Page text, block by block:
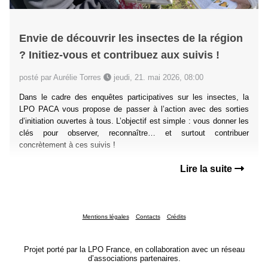
Envie de découvrir les insectes de la région
? Initiez-vous et contribuez aux suivis !
posté par Aurélie Torres jeudi, 21. mai 2026, 08:00
Dans le cadre des enquêtes participatives sur les insectes, la
LPO PACA vous propose de passer à l’action avec des sorties
d’initiation ouvertes à tous. L’objectif est simple : vous donner les
clés pour observer, reconnaître… et surtout contribuer
concrètement à ces suivis !
Lire la suite
Mentions légales Contacts Crédits
Projet porté par la LPO France, en collaboration avec un réseau
d’associations partenaires.